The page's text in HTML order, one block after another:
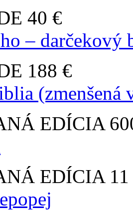
40 €
– darčekový
188 €
(zmenšená
EDÍCIA
EDÍCIA